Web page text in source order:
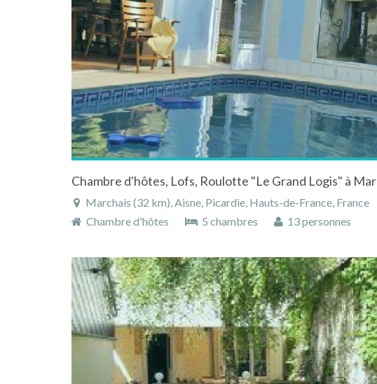
Marchais (32 km), Aisne, Picardie, Hauts-de-France, France
Chambre d'hôtes
5 chambres 13 personnes